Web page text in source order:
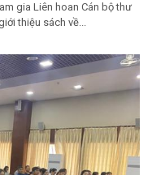
gia Liên hoan Cán bộ thư
thiệu sách về...